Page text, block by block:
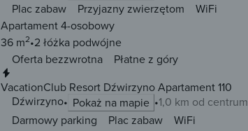
Plac zabaw Przyjazny zwierzętom
WiFi
Apartament 4-osobowy
36 m2 2 łóżka podwójne
Oferta bezzwrotna
Płatne z góry
VacationClub Resort Dźwirzyno Apartament 110
Dźwirzyno
Pokaż na mapie 1,0 km od centrum
Darmowy parking
Plac zabaw
WiFi